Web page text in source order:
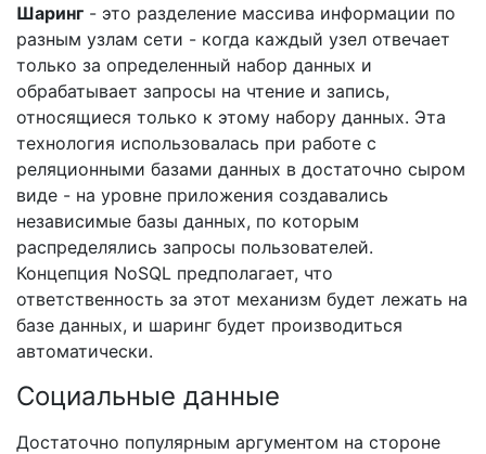
Шаринг - это разделение массива информации по
разным узлам сети - когда каждый узел отвечает
только за определенный набор данных и
обрабатывает запросы на чтение и запись,
относящиеся только к этому набору данных. Эта
технология использовалась при работе с
реляционными базами данных в достаточно сыром
виде - на уровне приложения создавались
независимые базы данных, по которым
распределялись запросы пользователей.
Концепция NoSQL предполагает, что
ответственность за этот механизм будет лежать на
базе данных, и шаринг будет производиться
автоматически.
Социальные данные
Достаточно популярным аргументом на стороне